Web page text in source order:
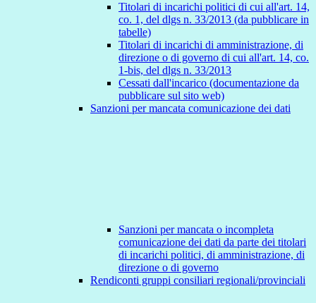
Titolari di incarichi politici di cui all'art. 14,
co. 1, del dlgs n. 33/2013 (da pubblicare in
tabelle)
Titolari di incarichi di amministrazione, di
direzione o di governo di cui all'art. 14, co.
1-bis, del dlgs n. 33/2013
Cessati dall'incarico (documentazione da
pubblicare sul sito web)
Sanzioni per mancata comunicazione dei dati
Sanzioni per mancata o incompleta
comunicazione dei dati da parte dei titolari
di incarichi politici, di amministrazione, di
direzione o di governo
Rendiconti gruppi consiliari regionali/provinciali